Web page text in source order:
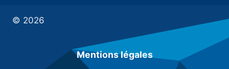
© 2026
Mentions légales